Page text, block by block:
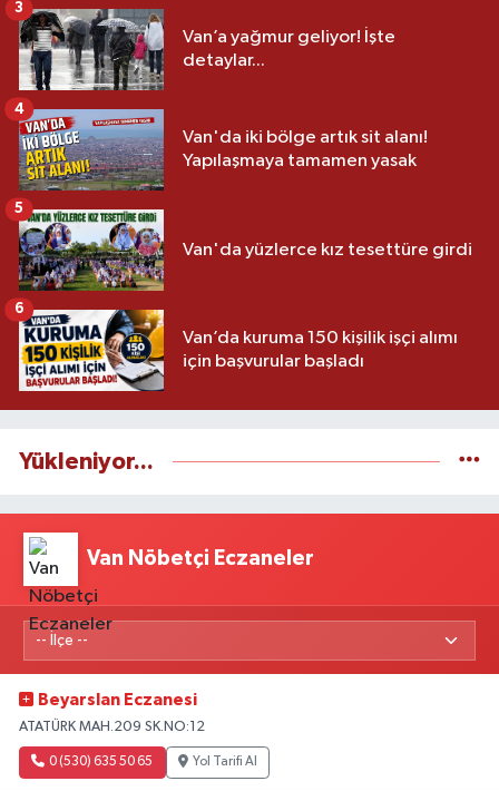
Van’a yağmur geliyor! İşte
detaylar...
3
Van'da iki bölge artık sit alanı!
Yapılaşmaya tamamen yasak
4
Van'da yüzlerce kız tesettüre girdi
5
Van’da kuruma 150 kişilik işçi alımı
için başvurular başladı
6
Yükleniyor...
Van Nöbetçi Eczaneler
Beyarslan Eczanesi
ATATÜRK MAH.209 SK.NO:12
0 (530) 635 50 65 Yol Tarifi Al